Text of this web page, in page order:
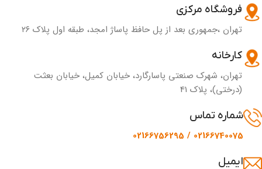
فروشگاه مرکزی
تهران ،جمهوری بعد از پل حافظ پاساژ امجد، طبقه اول پلاک ۲۶
کارخانه
تهران، شهرک صنعتی پاسارگارد، خیابان کمیل، خیابان بعثت
(درختی)، پلاک 41
شماره تماس
02166740075 / 02166756295
ایمیل